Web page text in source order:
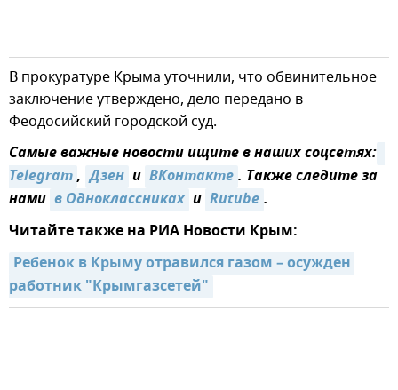
В прокуратуре Крыма уточнили, что обвинительное
заключение утверждено, дело передано в
Феодосийский городской суд.
Самые важные новости ищите в наших соцсетях:
Telegram, Дзен и ВКонтакте. Также следите за
нами в Одноклассниках и Rutube.
Читайте также на РИА Новости Крым:
Ребенок в Крыму отравился газом – осужден
работник "Крымгазсетей"